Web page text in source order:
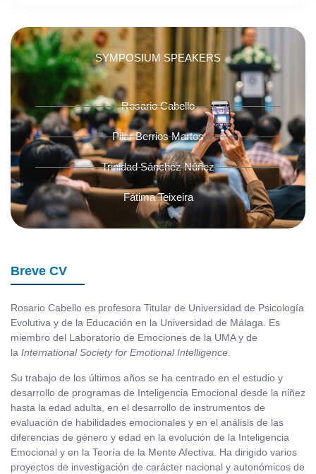
SYMPOSIUM SPEAKERS
Rosario Cabello
Pilar Berrios Martos
Trinidad Sánchez Núñez
Fátima Teixeira
Breve CV
Rosario Cabello es profesora Titular de Universidad de Psicología
Evolutiva y de la Educación en la Universidad de Málaga. Es
miembro del Laboratorio de Emociones de la UMA y de
la International Society for Emotional Intelligence
Su trabajo de los últimos años se ha centrado en el estudio y
desarrollo de programas de Inteligencia Emocional desde la niñez
hasta la edad adulta, en el desarrollo de instrumentos de
evaluación de habilidades emocionales y en el análisis de las
diferencias de género y edad en la evolución de la Inteligencia
Emocional y en la Teoría de la Mente Afectiva. Ha dirigido varios
proyectos de investigación de carácter nacional y autonómicos de